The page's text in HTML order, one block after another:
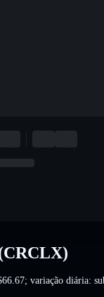
; variação diária: